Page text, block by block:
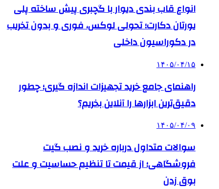
انواع قاب بندی دیوار با گچبری پیش ساخته پلی
یورتان دکارت؛ تحولی لوکس، فوری و بدون تخریب
در دکوراسیون داخلی
۱۴۰۵/۰۴/۱۵
راهنمای جامع خرید تجهیزات اندازه گیری؛ چطور
دقیق‌ترین ابزارها را آنلاین بخریم؟
۱۴۰۵/۰۴/۰۹
سوالات متداول درباره خرید و نصب گیت
فروشگاهی؛ از قیمت تا تنظیم حساسیت و علت
بوق زدن